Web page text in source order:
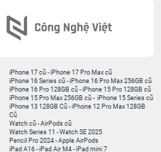
Pencil Pro 2024
iPad A16 -iPad Air M4-iPad mini 7
iPad Pro M5-MacBook Neo
thành viên:
Laptop 24h